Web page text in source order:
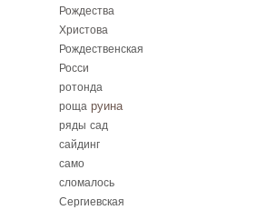
Рождества
Христова
Рождественская
Росси
ротонда
роща руина
ряды сад
сайдинг
само
сломалось
Сергиевская